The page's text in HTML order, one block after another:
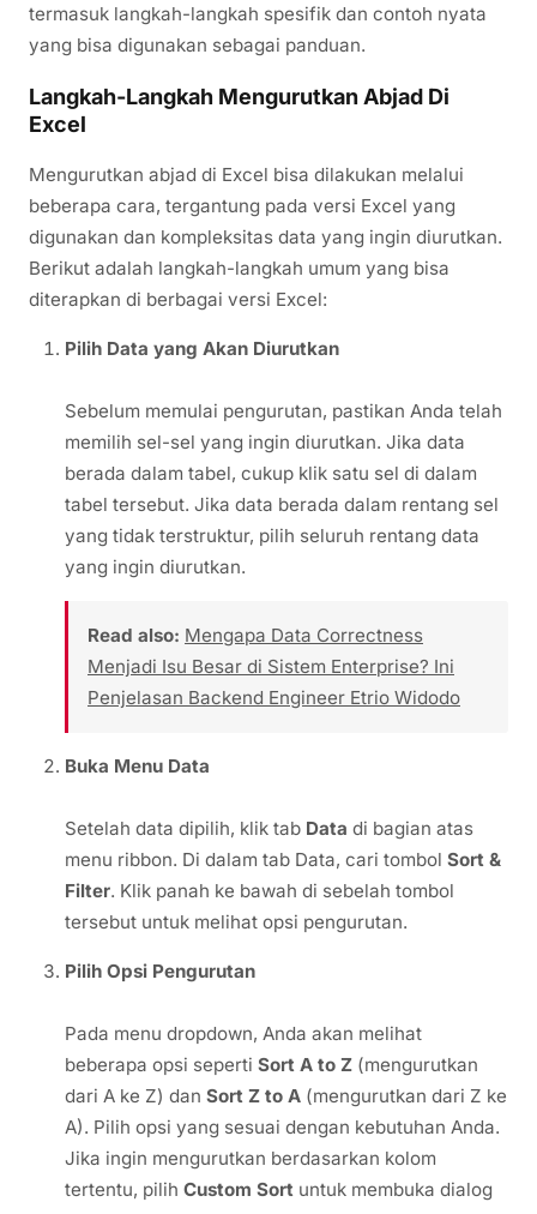
termasuk langkah-langkah spesifik dan contoh nyata
yang bisa digunakan sebagai panduan.
Langkah-Langkah Mengurutkan Abjad Di
Excel
Mengurutkan abjad di Excel bisa dilakukan melalui
beberapa cara, tergantung pada versi Excel yang
digunakan dan kompleksitas data yang ingin diurutkan.
Berikut adalah langkah-langkah umum yang bisa
diterapkan di berbagai versi Excel:
Pilih Data yang Akan Diurutkan
Sebelum memulai pengurutan, pastikan Anda telah
memilih sel-sel yang ingin diurutkan. Jika data
berada dalam tabel, cukup klik satu sel di dalam
tabel tersebut. Jika data berada dalam rentang sel
yang tidak terstruktur, pilih seluruh rentang data
yang ingin diurutkan.
Read also: Mengapa Data Correctness
Menjadi Isu Besar di Sistem Enterprise? Ini
Penjelasan Backend Engineer Etrio Widodo
Buka Menu Data
Setelah data dipilih, klik tab Data di bagian atas
menu ribbon. Di dalam tab Data, cari tombol Sort &
Filter. Klik panah ke bawah di sebelah tombol
tersebut untuk melihat opsi pengurutan.
Pilih Opsi Pengurutan
Pada menu dropdown, Anda akan melihat
beberapa opsi seperti Sort A to Z (mengurutkan
dari A ke Z) dan Sort Z to A (mengurutkan dari Z ke
A). Pilih opsi yang sesuai dengan kebutuhan Anda.
Jika ingin mengurutkan berdasarkan kolom
tertentu, pilih Custom Sort untuk membuka dialog